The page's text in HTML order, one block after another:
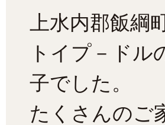
上水内郡飯綱
トイプ－ドル
子でした。
たくさんのご